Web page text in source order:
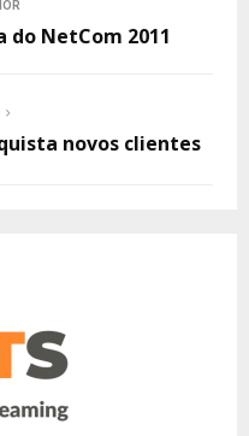
do NetCom 2011
novos clientes